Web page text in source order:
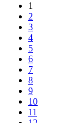
1
2
3
4
5
6
7
8
9
10
11